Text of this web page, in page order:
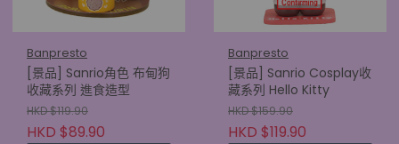
Banpresto
[景品] Sanrio角色 布甸狗
收藏系列 進食造型
HKD $119.90
HKD $89.90
Banpresto
[景品] Sanrio Cosplay收
藏系列 Hello Kitty
HKD $159.90
HKD $119.90